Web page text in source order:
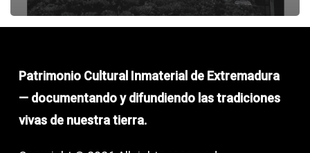
Patrimonio Cultural Inmaterial de Extremadura
— documentando y difundiendo las tradiciones
vivas de nuestra tierra.